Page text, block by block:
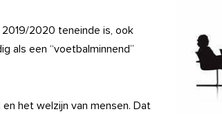
2020 teneinde is, ook
als een “voetbalminnend”
het welzijn van mensen. Dat